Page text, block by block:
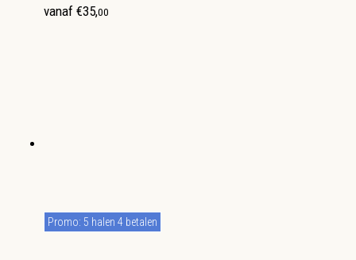
vanaf €35,00
Promo: 5 halen 4 betalen